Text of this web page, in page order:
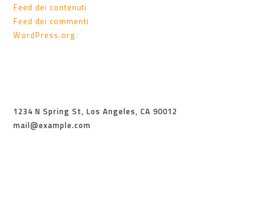
Feed dei contenuti
Feed dei commenti
WordPress.org
1234 N Spring St, Los Angeles, CA 90012
mail@example.com